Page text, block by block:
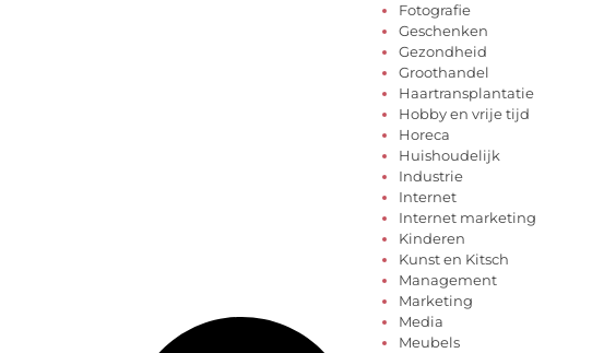
Fotografie
Geschenken
Gezondheid
Groothandel
Haartransplantatie
Hobby en vrije tijd
Horeca
Huishoudelijk
Industrie
Internet
Internet marketing
Kinderen
Kunst en Kitsch
Management
Marketing
Media
Meubels